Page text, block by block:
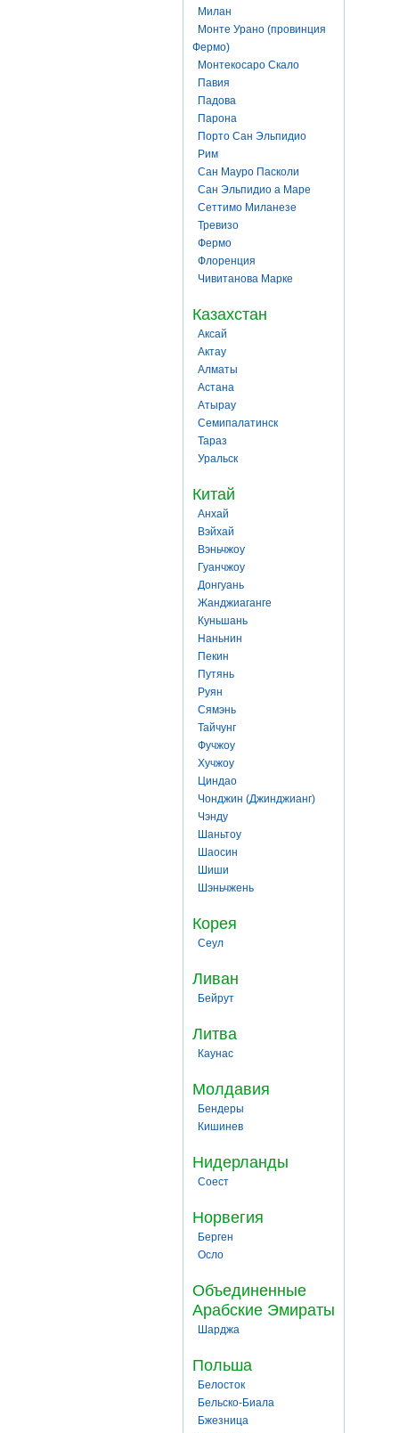
Милан
Монте Урано (провинция
Фермо)
Монтекосаро Скало
Павия
Падова
Парона
Порто Сан Эльпидио
Рим
Сан Мауро Пасколи
Сан Эльпидио а Маре
Сеттимо Миланезе
Тревизо
Фермо
Флоренция
Чивитанова Марке
Казахстан
Аксай
Актау
Алматы
Астана
Атырау
Семипалатинск
Тараз
Уральск
Китай
Анхай
Вэйхай
Вэньчжоу
Гуанчжоу
Донгуань
Жанджиаганге
Куньшань
Наньнин
Пекин
Путянь
Руян
Сямэнь
Тайчунг
Фучжоу
Хучжоу
Циндао
Чонджин (Джинджианг)
Чэнду
Шаньтоу
Шаосин
Шиши
Шэньчжень
Корея
Сеул
Ливан
Бейрут
Литва
Каунас
Молдавия
Бендеры
Кишинев
Нидерланды
Соест
Норвегия
Берген
Осло
Объединенные
Арабские Эмираты
Шарджа
Польша
Белосток
Бельско-Биала
Бжезница